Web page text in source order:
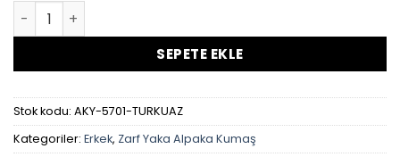
Zarfyaka Doktor Hemşire Veteriner Forması Takım
SEPETE EKLE
Stok kodu: AKY-5701-TURKUAZ
Kategoriler: Erkek, Zarf Yaka Alpaka Kumaş